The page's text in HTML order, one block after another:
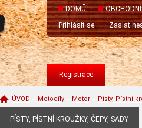
DOMŮ
Přihlásit se
Zaslat
Registrace
ÚVOD + Motodíly + Motor + Písty, Pístní
PÍSTY, PÍSTNÍ KROUŽKY, ČEPY, SADY